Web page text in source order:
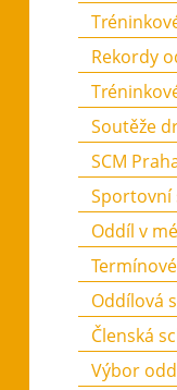
Rekordy
Soutěže
SCM
Sportovní
Oddíl v
Oddílová
Členská
Výbor